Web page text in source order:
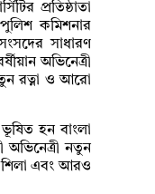
প্রতিষ্ঠাতা
কমিশনার
সাধারণ
অভিনেত্রী
রত্না ও আরো
হন বাংলা
অভিনেত্রী নতুন
শিলা এবং আরও